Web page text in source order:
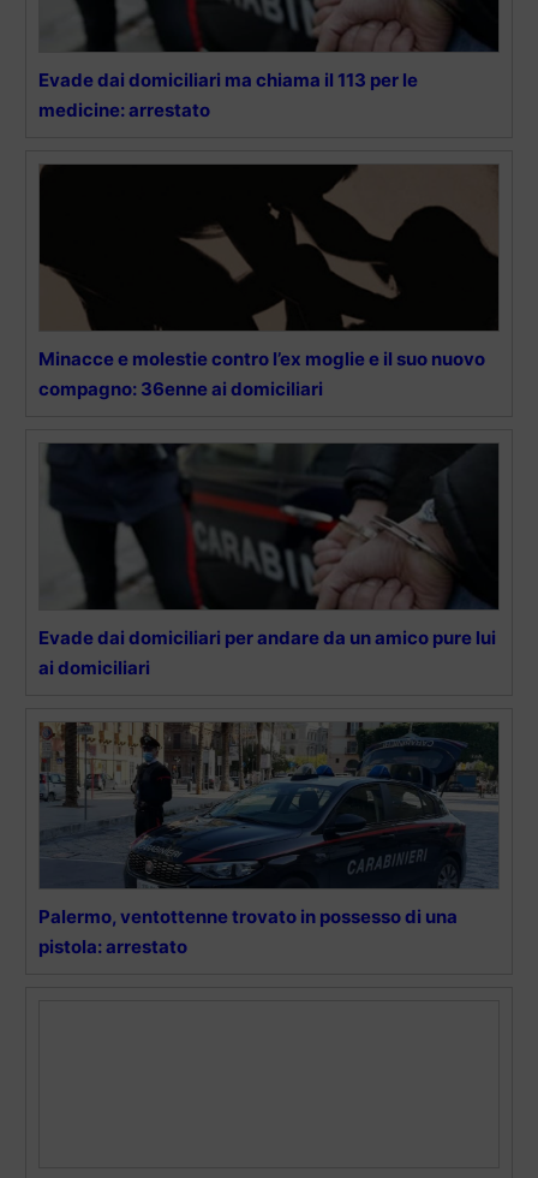
Evade dai domiciliari ma chiama il 113 per le
medicine: arrestato
Minacce e molestie contro l’ex moglie e il suo nuovo
compagno: 36enne ai domiciliari
Evade dai domiciliari per andare da un amico pure lui
ai domiciliari
Palermo, ventottenne trovato in possesso di una
pistola: arrestato